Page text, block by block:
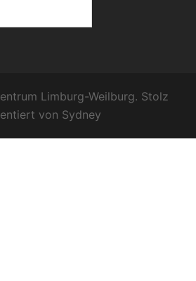
Limburg-Weilburg. Stolz
von Sydney